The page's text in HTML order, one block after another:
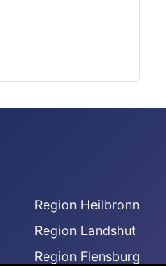
Region Heilbronn
Region Landshut
Region Flensburg